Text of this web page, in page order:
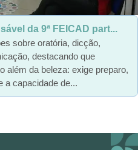
da 9ª FEICAD part...
sobre oratória, dicção,
destacando que
além da beleza: exige preparo,
a capacidade de...